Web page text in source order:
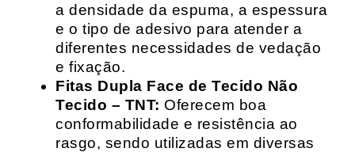
a densidade da espuma, a espessura
e o tipo de adesivo para atender a
diferentes necessidades de vedação
e fixação.
Fitas Dupla Face de Tecido Não
Tecido – TNT: Oferecem boa
conformabilidade e resistência ao
rasgo, sendo utilizadas em diversas